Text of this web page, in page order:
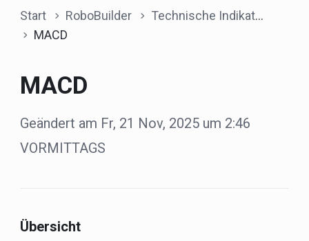
Start RoboBuilder
Technische Indikatoren
MACD
MACD
Geändert am Fr, 21 Nov, 2025 um 2:46
VORMITTAGS
Übersicht